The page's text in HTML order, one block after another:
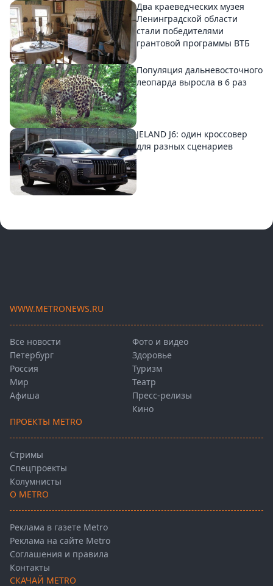
Два краеведческих музея
Ленинградской области
стали победителями
грантовой программы ВТБ
Популяция дальневосточного
леопарда выросла в 6 раз
JELAND J6: один кроссовер
для разных сценариев
WWW.METRONEWS.RU
Все новости
Петербург
Россия
Мир
Афиша
Фото и видео
Здоровье
Туризм
Театр
Пресс-релизы
Кино
ПРОЕКТЫ METRO
Стримы
Спецпроекты
Колумнисты
О METRO
Реклама в газете Metro
Реклама на сайте Metro
Соглашения и правила
Контакты
СКАЧАЙ METRO